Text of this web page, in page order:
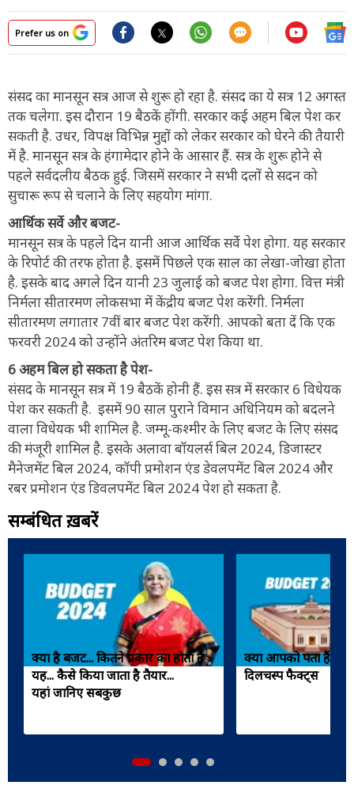
Prefer us on
संसद का मानसून सत्र आज से शुरू हो रहा है. संसद का ये सत्र 12 अगस्त
तक चलेगा. इस दौरान 19 बैठकें होंगी. सरकार कई अहम बिल पेश कर
सकती है. उधर, विपक्ष विभिन्न मुद्दों को लेकर सरकार को घेरने की तैयारी
में है. मानसून सत्र के हंगामेदार होने के आसार हैं. सत्र के शुरू होने से
पहले सर्वदलीय बैठक हुई. जिसमें सरकार ने सभी दलों से सदन को
सुचारू रूप से चलाने के लिए सहयोग मांगा.
आर्थिक सर्वे और बजट-
मानसून सत्र के पहले दिन यानी आज आर्थिक सर्वे पेश होगा. यह सरकार
के रिपोर्ट की तरफ होता है. इसमें पिछले एक साल का लेखा-जोखा होता
है. इसके बाद अगले दिन यानी 23 जुलाई को बजट पेश होगा. वित्त मंत्री
निर्मला सीतारमण लोकसभा में केंद्रीय बजट पेश करेंगी. निर्मला
सीतारमण लगातार 7वीं बार बजट पेश करेंगी. आपको बता दें कि एक
फरवरी 2024 को उन्होंने अंतरिम बजट पेश किया था.
6 अहम बिल हो सकता है पेश-
संसद के मानसून सत्र में 19 बैठकें होनी हैं. इस सत्र में सरकार 6 विधेयक
पेश कर सकती है. इसमें 90 साल पुराने विमान अधिनियम को बदलने
वाला विधेयक भी शामिल है. जम्मू-कश्मीर के लिए बजट के लिए संसद
की मंजूरी शामिल है. इसके अलावा बॉयलर्स बिल 2024, डिजास्टर
मैनेजमेंट बिल 2024, कॉपी प्रमोशन एंड डेवलपमेंट बिल 2024 और
रबर प्रमोशन एंड डिवलपमेंट बिल 2024 पेश हो सकता है.
सम्बंधित ख़बरें
क्या है बजट... कितने प्रकार का होता है
यह... कैसे किया जाता है तैयार...
यहां जानिए सबकुछ
क्या आपको पता हैं
दिलचस्प फैक्ट्स